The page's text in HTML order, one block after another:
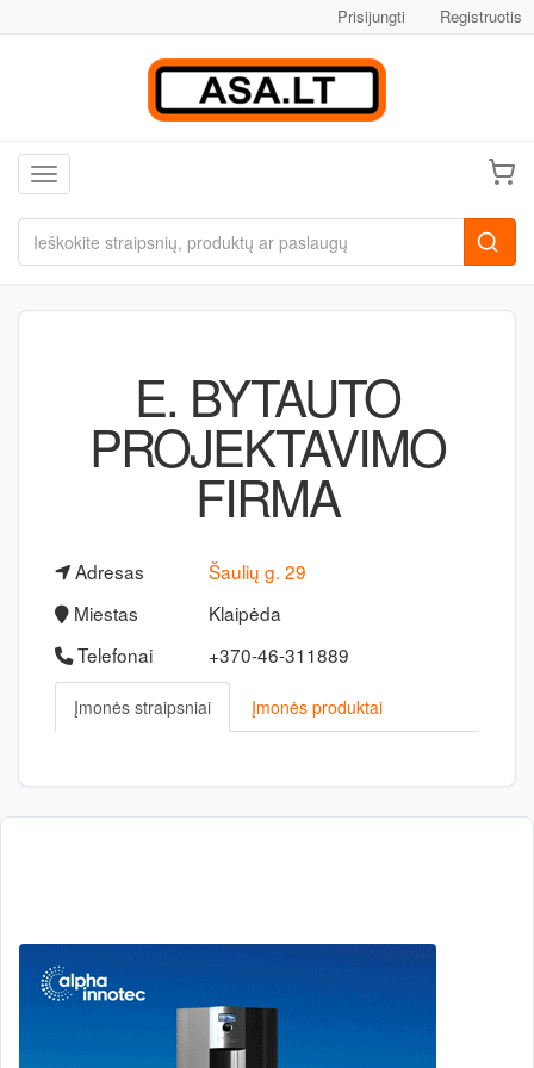
Prisijungti Registruotis
Toggle navigation
E. BYTAUTO
PROJEKTAVIMO
FIRMA
Adresas
Šaulių g. 29
Miestas
Klaipėda
Telefonai
+370-46-311889
Įmonės straipsniai Įmonės produktai